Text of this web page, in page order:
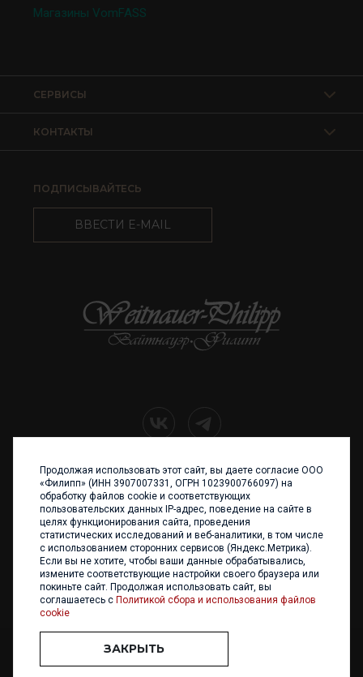
Магазины VomFASS
КОНТАКТЫ
СЕРВИСЫ
ПОДПИСЫВАЙТЕСЬ
ВВЕСТИ E-MAIL
+7 (4012) 960 898
236017 Калининград,
ул. Каштановая аллея, 47
Телефон: +7 4012 960 898,
+7 4012 960 856
Написать нам
ООО «ФИЛИПП» © 2013 - 2026. Все права защищены
Разработка и
Продолжая использовать этот сайт, вы даете согласие ООО
«Филипп» (ИНН 3907007331, ОГРН 1023900766097) на
обработку файлов cookie и соответствующих
пользовательских данных IP-адрес, поведение на сайте в
целях функционирования сайта, проведения
статистических исследований и веб-аналитики, в том числе
с использованием сторонних сервисов (Яндекс.Метрика).
Если вы не хотите, чтобы ваши данные обрабатывались,
измените соответствующие настройки своего браузера или
покиньте сайт. Продолжая использовать сайт, вы
соглашаетесь с Политикой сбора и использования файлов
cookie
ЗАКРЫТЬ